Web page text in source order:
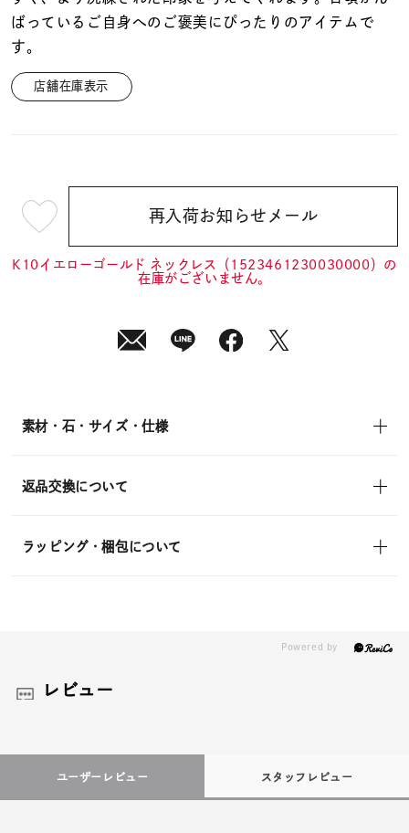
メンズ
リングサイズ
～
価格
ばっているご自身へのご褒美にぴったりのアイテムで
す。
店舗在庫表示
¥22,000 (tax
in)
再入荷お知らせメール
K10イエローゴールド ネックレス（1523461230030000）の
在庫がございません。
素材・石・サイズ・仕様
返品交換について
ラッピング・梱包について
レビュー
ユーザーレビュー スタッフレビュー